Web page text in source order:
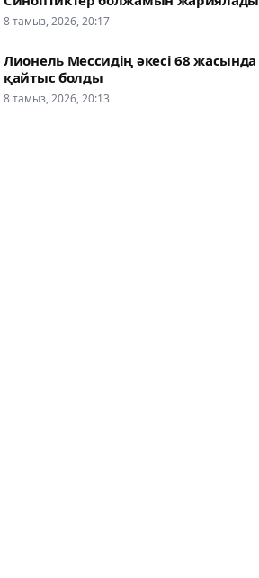
8 тамыз, 2026, 20:17
Лионель Мессидің әкесі 68 жасында
қайтыс болды
8 тамыз, 2026, 20:13